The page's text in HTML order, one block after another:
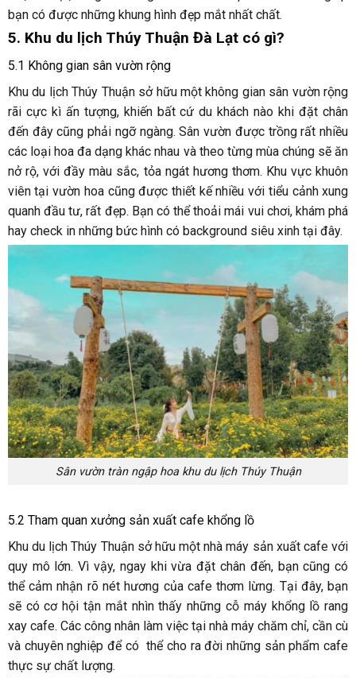
bạn có được những khung hình đẹp mắt nhất chất.
5. Khu du lịch Thúy Thuận Đà Lạt có gì?
5.1 Không gian sân vườn rộng
Khu du lịch Thúy Thuận sở hữu một không gian sân vườn rộng
rãi cực kì ấn tượng, khiến bất cứ du khách nào khi đặt chân
đến đây cũng phải ngỡ ngàng.Sân vườn được trồng rất nhiều
các loại hoa đa dạng khác nhau và theo từng mùa chúng sẽ ăn
nở rộ, với đầy màu sắc, tỏa ngát hương thơm. Khu vực khuôn
viên tại vườn hoa cũng được thiết kế nhiều với tiểu cảnh xung
quanh đầu tư, rất đẹp. Bạn có thể thoải mái vui chơi, khám phá
hay check in những bức hình có background siêu xinh tại đây.
Sân vườn tràn ngập hoa khu du lịch Thúy Thuận
5.2 Tham quan xưởng sản xuất cafe khổng lồ
Khu du lịch Thúy Thuận sở hữu một nhà máy sản xuất cafe với
quy mô lớn. Vì vậy, ngay khi vừa đặt chân đến, bạn cũng có
thể cảm nhận rõ nét hương của cafe thơm lừng. Tại đây, bạn
sẽ có cơ hội tận mắt nhìn thấy những cỗ máy khổng lồ rang
xay cafe. Các công nhân làm việc tại nhà máy chăm chỉ, cần cù
và chuyên nghiệp để có thể cho ra đời những sản phẩm cafe
thực sự chất lượng.